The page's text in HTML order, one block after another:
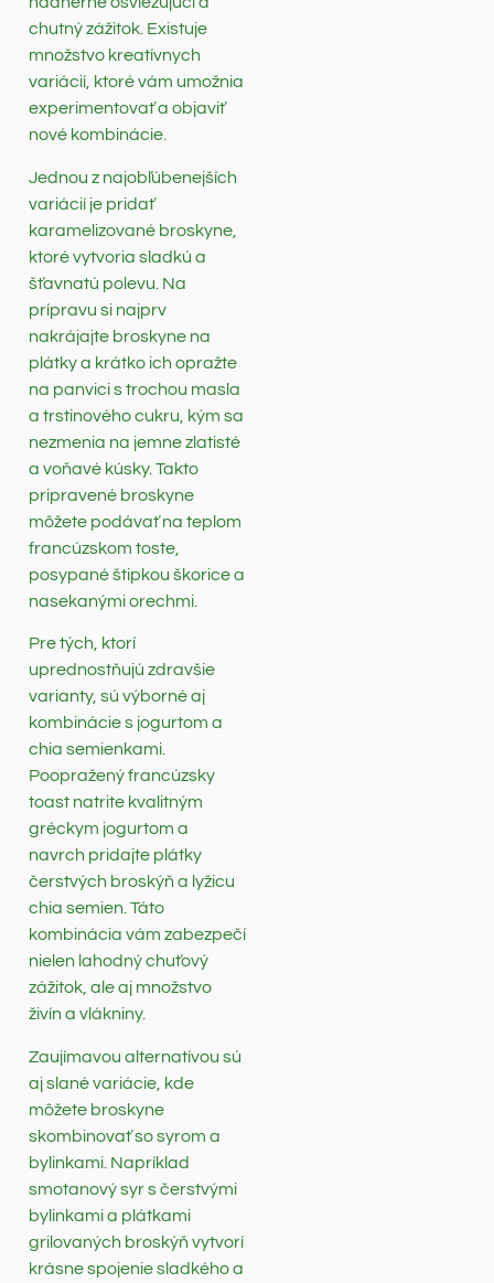
chutný zážitok. Existuje
množstvo kreatívnych
variácií, ktoré vám umožnia
experimentovať a objaviť
nové kombinácie.
Jednou z najobľúbenejších
variácií je pridať
karamelizované broskyne,
ktoré vytvoria sladkú a
šťavnatú polevu. Na
prípravu si najprv
nakrájajte broskyne na
plátky a krátko ich opražte
na panvici s trochou masla
a trstinového cukru, kým sa
nezmenia na jemne zlatisté
a voňavé kúsky. Takto
pripravené broskyne
môžete podávať na teplom
francúzskom toste,
posypané štipkou škorice a
nasekanými orechmi.
Pre tých, ktorí
uprednostňujú zdravšie
varianty, sú výborné aj
kombinácie s jogurtom a
chia semienkami.
Poopražený francúzsky
toast natrite kvalitným
gréckym jogurtom a
navrch pridajte plátky
čerstvých broskýň a lyžicu
chia semien. Táto
kombinácia vám zabezpečí
nielen lahodný chuťový
zážitok, ale aj množstvo
živín a vlákniny.
Zaujímavou alternatívou sú
aj slané variácie, kde
môžete broskyne
skombinovať so syrom a
bylinkami. Napríklad
smotanový syr s čerstvými
bylinkami a plátkami
grilovaných broskýň vytvorí
krásne spojenie sladkého a